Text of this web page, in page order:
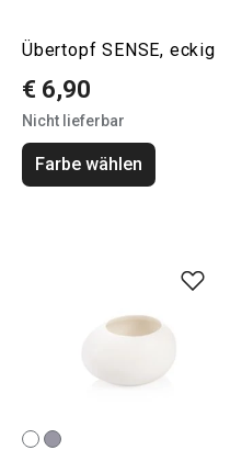
Übertopf SENSE, eckig
€ 6,90
Nicht lieferbar
Farbe wählen